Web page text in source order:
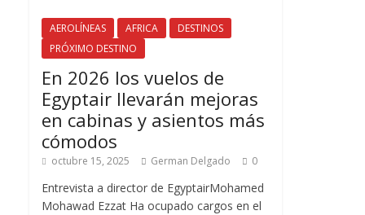
AEROLÍNEAS AFRICA
DESTINOS
PRÓXIMO DESTINO
En 2026 los vuelos de
Egyptair llevarán mejoras
en cabinas y asientos más
cómodos
octubre 15, 2025 German Delgado 0
Entrevista a director de EgyptairMohamed
Mohawad Ezzat Ha ocupado cargos en el